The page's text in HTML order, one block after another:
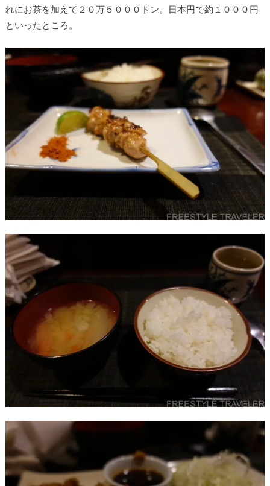
れにお茶を加えて２０万５０００ドン。日本円で約１０００円
といったところ。